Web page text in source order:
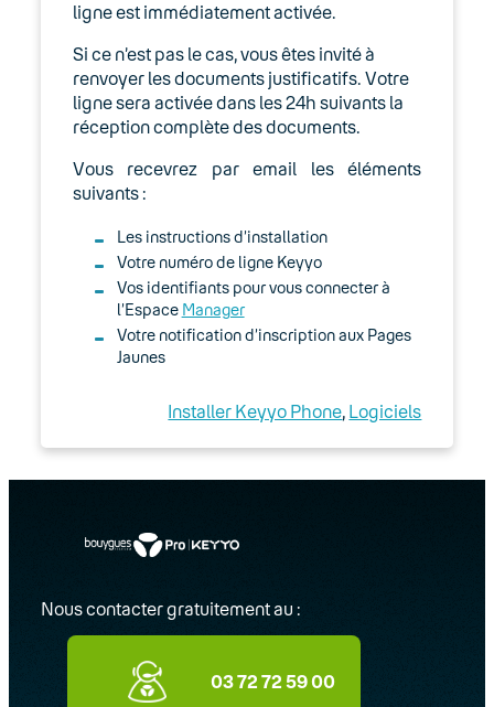
ligne est immédiatement activée.
Si ce n’est pas le cas, vous êtes invité à
renvoyer les documents justificatifs. Votre
ligne sera activée dans les 24h suivants la
réception complète des documents.
Vous recevrez par email les éléments
suivants :
Les instructions d’installation
Votre numéro de ligne Keyyo
Vos identifiants pour vous connecter à
l’Espace Manager
Votre notification d’inscription aux Pages
Jaunes
Installer Keyyo Phone, Logiciels
Nous contacter gratuitement au :
03 72 72 59 00